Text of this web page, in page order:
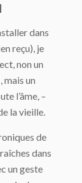
dans
reçu), je
non un
un
l’âme, –
la vieille.
de
dans
un geste